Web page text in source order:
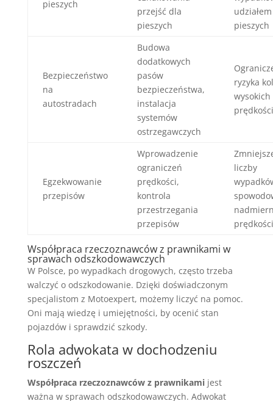
pieszych
przejść dla
pieszych
udziałem
pieszych
Bezpieczeństwo
na
autostradach
Budowa
dodatkowych
pasów
bezpieczeństwa,
instalacja
systemów
ostrzegawczych
ryzyka
wysokich
Egzekwowanie
przepisów
Wprowadzenie
ograniczeń
prędkości,
kontrola
przestrzegania
przepisów
liczby
Współpraca rzeczoznawców z prawnikami w
sprawach odszkodowawczych
W Polsce, po wypadkach drogowych, często trzeba
walczyć o odszkodowanie. Dzięki doświadczonym
specjalistom z Motoexpert, możemy liczyć na pomoc.
Oni mają wiedzę i umiejętności, by ocenić stan
pojazdów i sprawdzić szkody.
Rola adwokata w dochodzeniu
roszczeń
Współpraca rzeczoznawców z prawnikamijest
ważna w sprawach odszkodowawczych. Adwokat